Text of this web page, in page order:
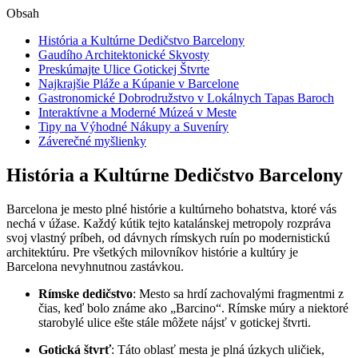
Obsah
História a Kultúrne Dedičstvo Barcelony
Gaudího Architektonické Skvosty
Preskúmajte Ulice Gotickej Štvrte
Najkrajšie Pláže a Kúpanie v Barcelone
Gastronomické Dobrodružstvo v Lokálnych Tapas Baroch
Interaktívne a Moderné Múzeá v Meste
Tipy na Výhodné Nákupy a Suveníry
Záverečné myšlienky
História a Kultúrne Dedičstvo Barcelony
Barcelona je mesto plné histórie a kultúrneho bohatstva, ktoré vás
nechá v úžase. Každý kútik tejto katalánskej metropoly rozpráva
svoj vlastný príbeh, od dávnych rímskych ruín po modernistickú
architektúru. Pre všetkých milovníkov histórie a kultúry je
Barcelona nevyhnutnou zastávkou.
Rímske dedičstvo: Mesto sa hrdí zachovalými fragmentmi z
čias, keď bolo známe ako „Barcino“. Rímske múry a niektoré
starobylé ulice ešte stále môžete nájsť v gotickej štvrti.
Gotická štvrť: Táto oblasť mesta je plná úzkych uličiek,